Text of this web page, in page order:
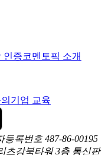
인증코멘토픽 소개
기업 교육
록번호 487-86-00195
츠강북타워 3층 통신판